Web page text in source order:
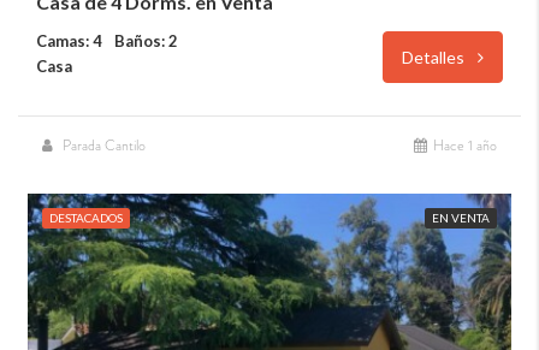
Camas: 4
Baños: 2
Casa
Detalles
Parada Cantilo Hace 1 año
DESTACADOS EN VENTA